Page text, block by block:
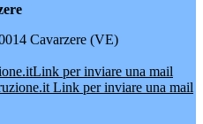
Cavarzere (VE)
Link per inviare una mail
Link per inviare una mail